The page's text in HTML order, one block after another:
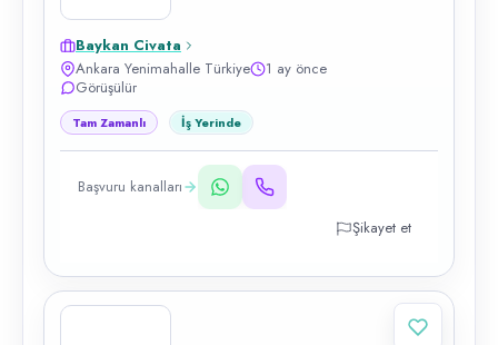
Baykan Civata
Ankara Yenimahalle Türkiye
1 ay önce
Görüşülür
Tam Zamanlı İş Yerinde
Başvuru kanalları
Şikayet et